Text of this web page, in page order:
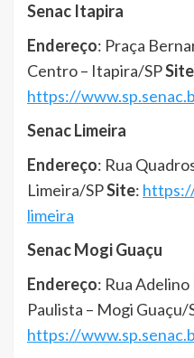
Senac Itapira
Endereço: Praça
Centro – Itapira/SPSite
https://
Senac Limeira
Endereço: Rua
Limeira/SPSite:
limeira
Senac Mogi Guaçu
Endereço: Rua Adelino
Paulista – Mogi Guaçu/
https://